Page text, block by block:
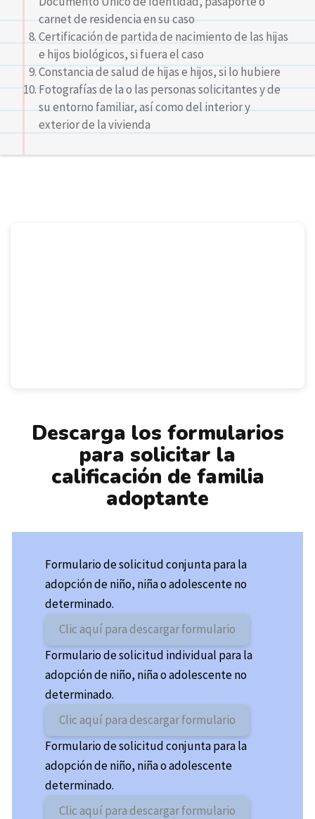
carnet de residencia en su caso
Certificación de partida de nacimiento de las hijas
e hijos biológicos, si fuera el caso
Constancia de salud de hijas e hijos, si lo hubiere
Fotografías de la o las personas solicitantes y de
su entorno familiar, así como del interior y
exterior de la vivienda
Descarga los formularios
para solicitar la
calificación de familia
adoptante
Formulario de solicitud conjunta para la
adopción de niño, niña o adolescente no
determinado.
Clic aquí para descargar formulario
Formulario de solicitud individual para la
adopción de niño, niña o adolescente no
determinado.
Clic aquí para descargar formulario
Formulario de solicitud conjunta para la
adopción de niño, niña o adolescente
determinado.
Clic aquí para descargar formulario